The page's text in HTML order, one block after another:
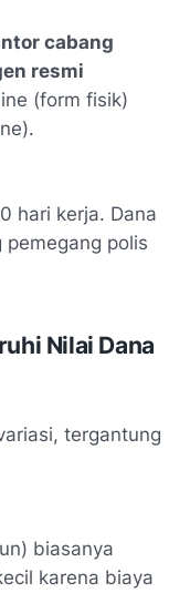
cabang
resmi
(form fisik)
hari kerja. Dana
polis
Nilai Dana
tergantung
biasanya
karena biaya